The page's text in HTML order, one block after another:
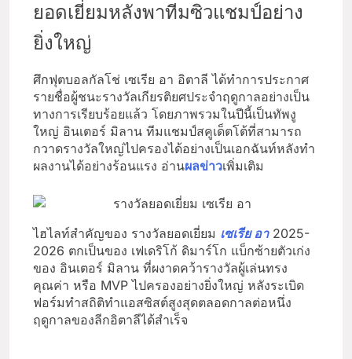
ยอดเยี่ยมหลังพาทีมซิวแชมป์อย่าง
ยิ่งใหญ่
ศึกฟุตบอลกัลโช่ เซเรีย อา อิตาลี ได้ทำการประกาศ
รายชื่อผู้ชนะรางวัลเกียรติยศประจำฤดูกาลอย่างเป็น
ทางการเรียบร้อยแล้ว โดยภาพรวมในปีนี้เป็นทัพงู
ใหญ่ อินเตอร์ มิลาน ทีมแชมป์สคูเด็ตโต้ที่สามารถ
กวาดรางวัลใหญ่ไปครองได้อย่างเป็นเอกฉันท์หลังทำ
ผลงานได้อย่างร้อนแรง อ่านผลข่าวเพิ่มเติม
ไฮไลท์สำคัญของ รางวัลยอดเยี่ยม เซเรีย อา2025-
2026 ตกเป็นของ เฟเดริโก้ ดิมาร์โก แบ็กซ้ายตัวเก่ง
ของ อินเตอร์ มิลาน ที่ผงาดคว้ารางวัลผู้เล่นทรง
คุณค่า หรือ MVP ไปครองอย่างยิ่งใหญ่ หลังระเบิด
ฟอร์มทำสถิติทำแอสซิสต์สูงสุดตลอดกาลต่อหนึ่ง
ฤดูกาลของลีกอิตาลีได้สำเร็จ